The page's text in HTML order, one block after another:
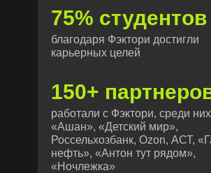
150+
работали с Фэктори, среди них
«Ашан», «Детский мир»,
Россельхозбанк, Ozon, АСТ,
нефть», «Антон тут рядом»,
«Ночлежка»
благодаря Фэктори достигли
карьерных целей
75% студентов
Часто задаваемые
вопросы